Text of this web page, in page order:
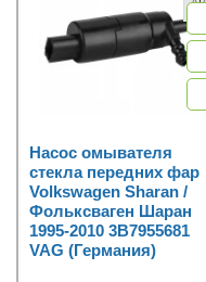
Насос омывателя
стекла передних фар
Volkswagen Sharan /
Фольксваген Шаран
1995-2010 3B7955681
VAG (Германия)